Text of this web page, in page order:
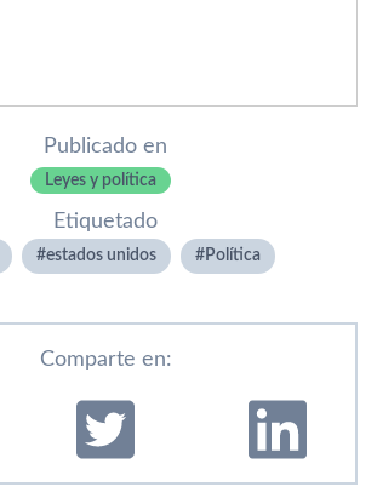
Publicado en
Leyes y política
Etiquetado
estados unidos Polí­tica
Comparte en: